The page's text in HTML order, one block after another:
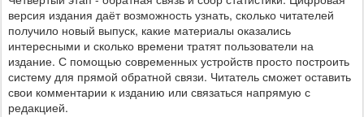
версия издания даёт возможность узнать, сколько читателей
получило новый выпуск, какие материалы оказались
интересными и сколько времени тратят пользователи на
издание. С помощью современных устройств просто построить
систему для прямой обратной связи. Читатель сможет оставить
свои комментарии к изданию или связаться напрямую с
редакцией.